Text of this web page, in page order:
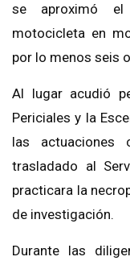
se aproximó el
motocicleta en
por lo menos seis
Al lugar acudió
Periciales y la
las actuaciones
trasladado al
practicara la
de investigación.
Durante las